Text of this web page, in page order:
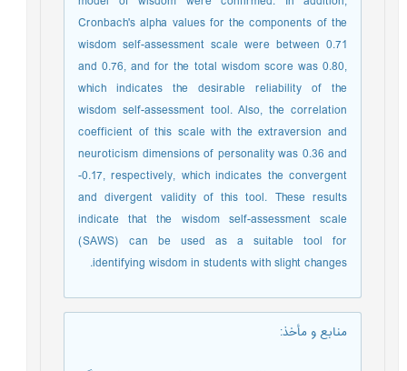
Cronbach's alpha values for the components of the
wisdom self-assessment scale were between 0.71
and 0.76, and for the total wisdom score was 0.80,
which indicates the desirable reliability of the
wisdom self-assessment tool. Also, the correlation
coefficient of this scale with the extraversion and
neuroticism dimensions of personality was 0.36 and
-0.17, respectively, which indicates the convergent
and divergent validity of this tool. These results
indicate that the wisdom self-assessment scale
(SAWS) can be used as a suitable tool for
identifying wisdom in students with slight changes.
منابع و مأخذ: